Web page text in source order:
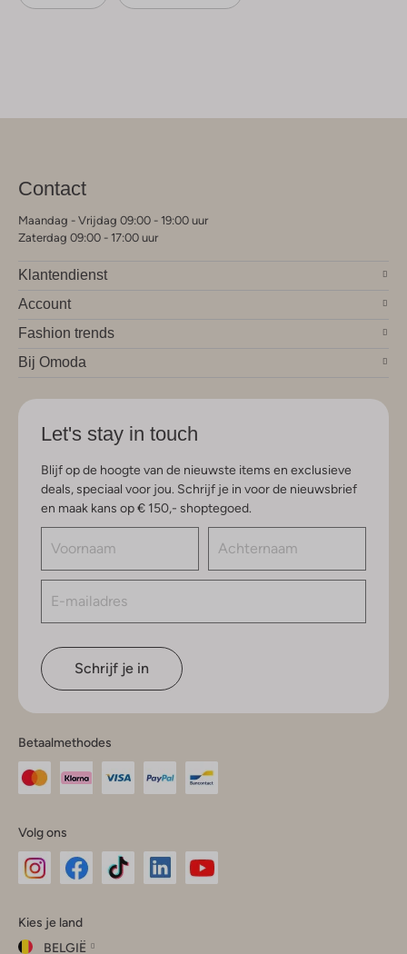
Contact
Maandag - Vrijdag 09:00 - 19:00 uur
Zaterdag 09:00 - 17:00 uur
Klantendienst
Account
Fashion trends
Bij Omoda
Let's stay in touch
Blijf op de hoogte van de nieuwste items en exclusieve
deals, speciaal voor jou. Schrijf je in voor de nieuwsbrief
en maak kans op € 150,- shoptegoed.
Schrijf je in
Betaalmethodes
Volg ons
InstagramFacebook
Kies je land
BELGIË